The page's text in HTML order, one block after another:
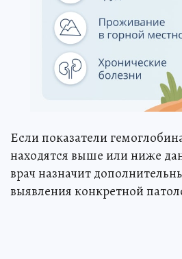
Если показатели
находятся выше или ниже
врач назначит
выявления конкретной